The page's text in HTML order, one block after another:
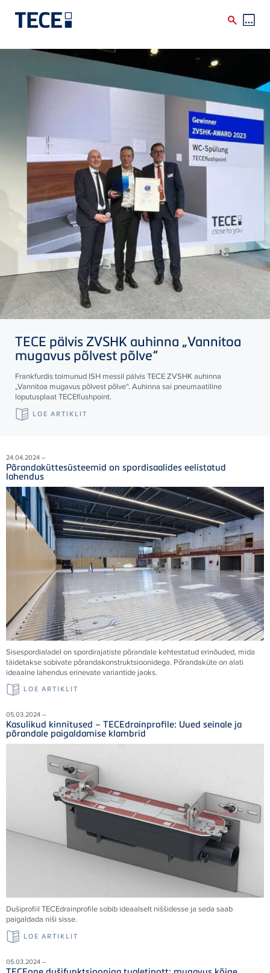
Skip to main content
TECE pälvis ZVSHK auhinna „Vannitoa
mugavus põlvest põlve“
Frankfurdis toimunud ISH messil pälvisTECEZVSHK auhinna
„Vannitoa mugavus põlvest põlve“. Auhinna sai pneumaatiline
loputusplaatTECEflushpoint.
LOE ARTIKLIT
24.04.2024 –
Põrandaküttesüsteemid on spordisaalides eelistatud
lahendus
Sisespordialadel on spordirajatiste põrandale kehtestatud erinõuded, mida
täidetakse sobivate põrandakonstruktsioonidega. Põrandaküte on alati
ideaalne lahendus erinevate variantide jaoks.
LOE ARTIKLIT
05.03.2024 –
Kasulikud kinnitused – TECEdrainprofile: Uued seinale ja
põrandale paigaldamise klambrid
Dušiprofiil TECEdrainprofile sobib ideaalselt niššidesse ja seda saab
paigaldada niši sisse.
LOE ARTIKLIT
05.03.2024 –